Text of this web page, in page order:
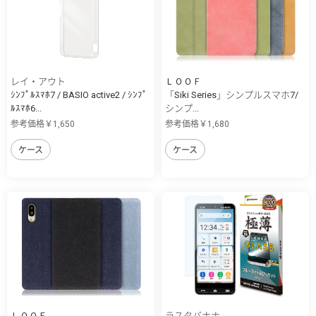
レイ・アウト
ｼﾝﾌﾟﾙｽﾏﾎ7 / BASIO active2 / ｼﾝﾌﾟ
ﾙｽﾏﾎ6...
参考価格￥1,650
ケース
ＬＯＯＦ
「Siki Series」シンプルスマホ7/
シンプ...
参考価格￥1,680
ケース